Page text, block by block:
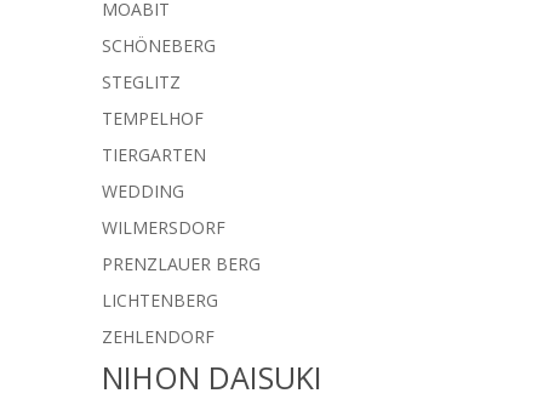
MOABIT
SCHÖNEBERG
STEGLITZ
TEMPELHOF
TIERGARTEN
WEDDING
WILMERSDORF
PRENZLAUER BERG
LICHTENBERG
ZEHLENDORF
NIHON DAISUKI